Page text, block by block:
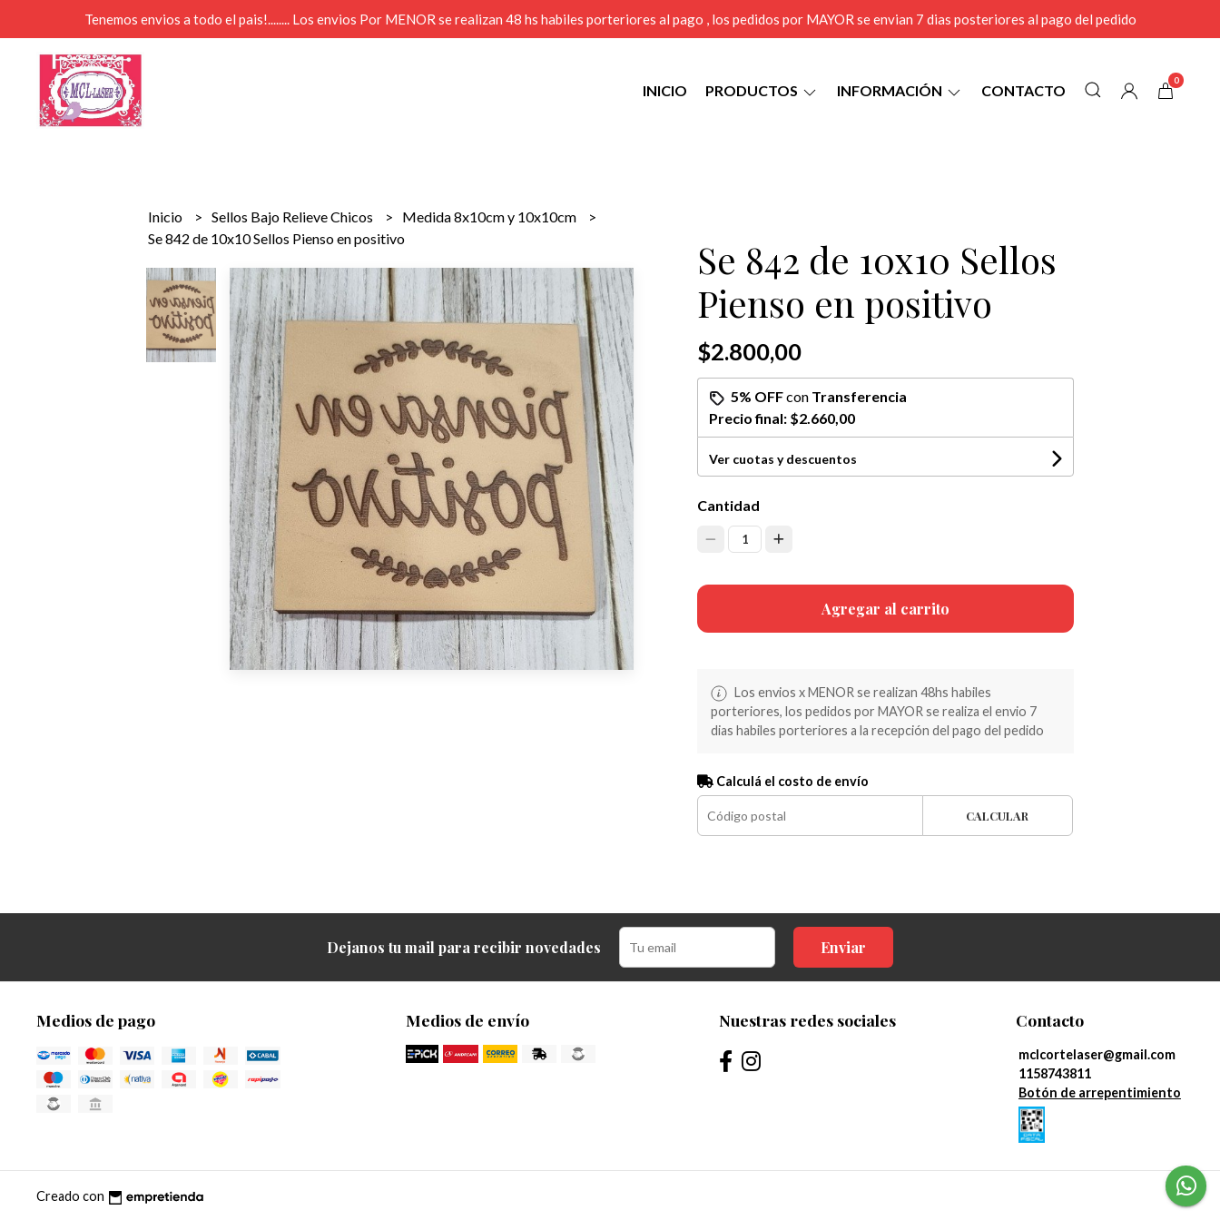
Tenemos envios a todo el pais!........ Los envios Por MENOR se realizan 48 hs habiles porteriores al pago , los pedidos por MAYOR se envian 7 dias posteriores al pago del pedido
INICIO PRODUCTOS INFORMACIÓN CONTACTO
0
Inicio Sellos Bajo Relieve Chicos
Medida 8x10cm y 10x10cm
Se 842 de 10x10 Sellos Pienso en positivo
Se 842 de 10x10 Sellos
Pienso en positivo
$2.800,00
5% OFFcon Transferencia
Precio final: $2.660,00
Ver cuotas y descuentos
Cantidad
1
Agregar al carrito
Los envios x MENOR se realizan 48hs habiles
porteriores, los pedidos por MAYOR se realiza el envio 7
dias habiles porteriores a la recepción del pago del pedido
Calculá el costo de envío
CALCULAR
Dejanos tu mail para recibir novedades Enviar
Medios de pago Medios de envío Nuestras redes sociales Contacto
mclcortelaser@gmail.com
1158743811
Botón de arrepentimiento
Creado con